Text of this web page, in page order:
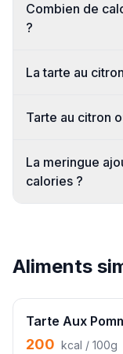
Combien de
?
La tarte au
Tarte au citron
La meringue
calories ?
Aliments
Tarte Aux
200 kcal / 100g